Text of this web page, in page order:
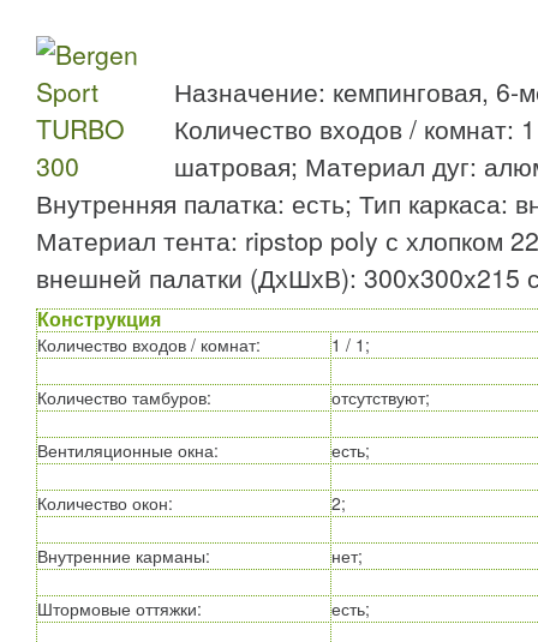
Назначение: кемпинговая, 6-
Количество входов / комнат:
шатровая; Материал дуг:
Внутренняя палатка: есть; Тип каркаса:
Материал тента: ripstop poly с хлопком
внешней палатки (ДхШхВ): 300x300x215
Конструкция
Количество входов / комнат: 1 / 1;
Количество тамбуров: отсутствуют;
Вентиляционные окна: есть;
Количество окон: 2;
Внутренние карманы: нет;
Штормовые оттяжки: есть;